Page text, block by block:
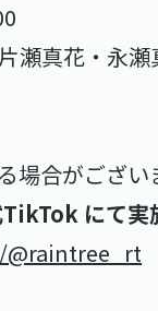
瀬真花・永
合がござい
にて実